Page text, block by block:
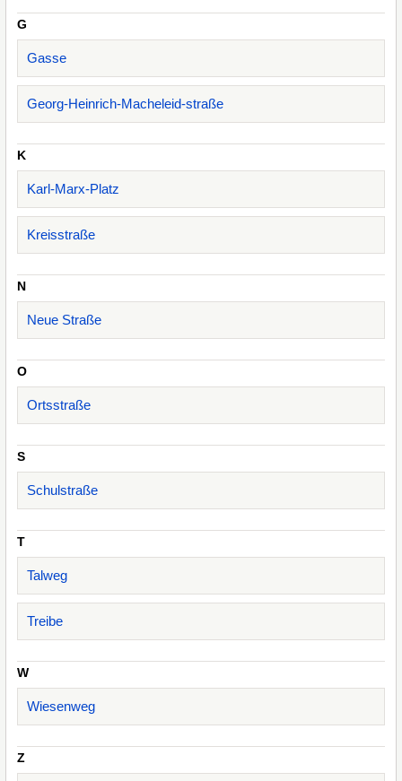
G
Gasse
Georg-Heinrich-Macheleid-straße
K
Karl-Marx-Platz
Kreisstraße
N
Neue Straße
O
Ortsstraße
S
Schulstraße
T
Talweg
Treibe
W
Wiesenweg
Z